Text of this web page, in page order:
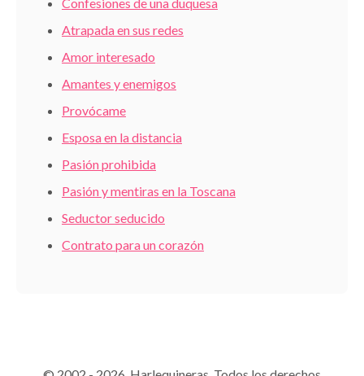
Atrapada en sus redes
Amor interesado
Amantes y enemigos
Provócame
Esposa en la distancia
Pasión prohibida
Pasión y mentiras en la Toscana
Seductor seducido
Contrato para un corazón